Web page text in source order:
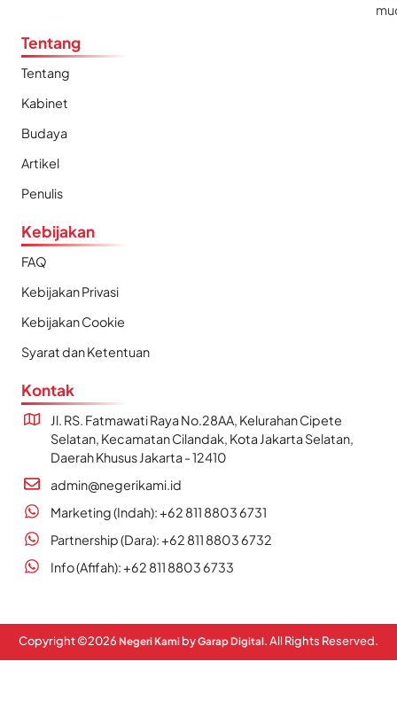
Tentang
Tentang
Kabinet
Budaya
Artikel
Penulis
Kebijakan
FAQ
Kebijakan Privasi
Kebijakan Cookie
Syarat dan Ketentuan
Kontak
Jl. RS. Fatmawati Raya No.28AA, Kelurahan Cipete
Selatan, Kecamatan Cilandak, Kota Jakarta Selatan,
Daerah Khusus Jakarta - 12410
admin@negerikami.id
Marketing (Indah): +62 811 8803 6731
Partnership (Dara): +62 811 8803 6732
Info (Afifah): +62 811 8803 6733
Copyright ©2026 Negeri Kami byGarap Digital. All Rights Reserved.